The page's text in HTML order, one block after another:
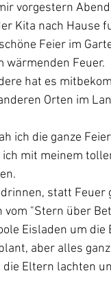
vorgestern
Kita nach Hause
Feier im
wärmenden Feuer.
hat es
Orten im
ich die ganze
mit meinem
statt
vom "Stern über
Eisladen um
aber alles
Eltern lachten